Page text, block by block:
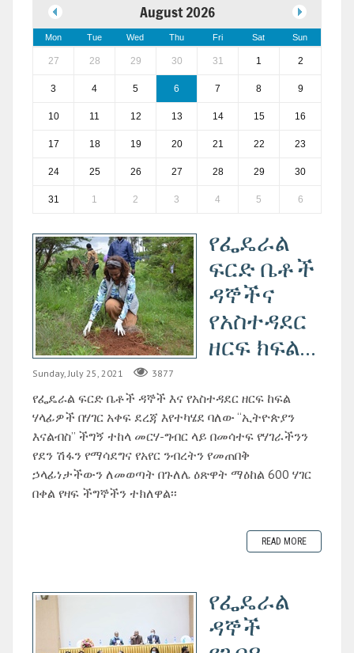
August 2026
Mon Tue Wed Thu Fri Sat Sun
27 28 29 30 31 1 2
3 4 5 6 7 8 9
10 11 12 13 14 15 16
17 18 19 20 21 22 23
24 25 26 27 28 29 30
31 1 2 3 4 5 6
የፌዴራል
ፍርድ ቤቶች
ዳኞችና
የአስተዳደር
ዘርፍ ክፍል...
Sunday, July 25, 2021 3877
የፌዴራል ፍርድ ቤቶች ዳኞች እና የአስተዳደር ዘርፍ ከፍል
ሃላፊዎች በሃገር አቀፍ ደረጃ እየተካሄደ ባለው “ኢትዮጵያን
እናልብስ” ችግኝ ተከላ መርሃ-ግብር ላይ በመሳተፍ የሃገራችንን
የደን ሽፋን የማሳደግና የአየር ንብረትን የመጠበቅ
ኃላፊነታችውን ለመወጣት በጉለሌ ዕጽዋት ማዕከል 600 ሃገር
በቀል የዛፍ ችግኞችን ተክለዋል፡፡
READ MORE
የፌዴራል
ዳኞች